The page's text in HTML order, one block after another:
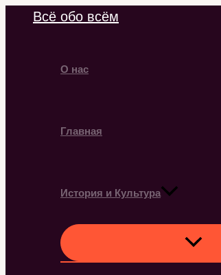
ПерейтиВсё обо всём
О нас
Главная
История и Культура